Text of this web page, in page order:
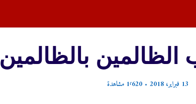
الظالمين بالظالمين
13 فبراير، 2018 1٬620 مشاهدة